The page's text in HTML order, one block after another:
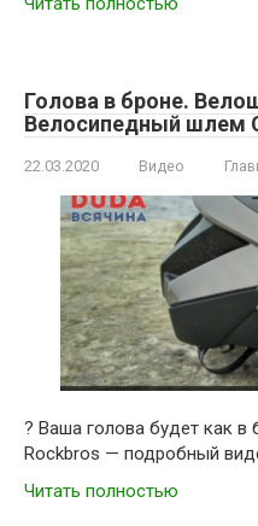
Голова в броне.
Велосипедный шлем
22.03.2020 Видео
? Ваша голова будет как в
Rockbros — подробный
Читать полностью